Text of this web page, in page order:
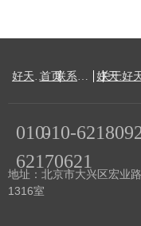
地址：北京市大兴区宏业
1316室
010-
010-
62170621
首页 关于好
好天气产品 联系好天气 好天气服务